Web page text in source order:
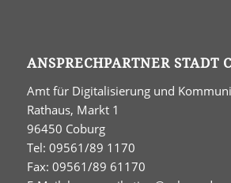
ANSPRECHPARTNER STADT
Amt für Digitalisierung und
Rathaus, Markt 1
96450 Coburg
Tel: 09561/89 1170
Fax: 09561/89 61170